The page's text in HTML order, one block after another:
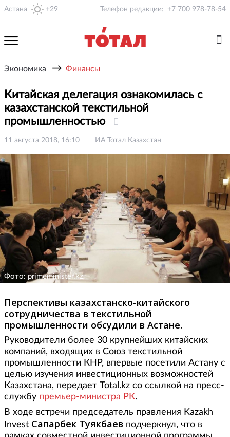
Астана +29 Телефон редакции: +7 700 978-78-54
Экономика → Финансы
Китайская делегация ознакомилась с
казахстанской текстильной
промышленностью
11 августа 2018, 16:10 ИА Тотал Казахстан
Фото: primeminister.kz
Перспективы казахстанско-китайского
сотрудничества в текстильной
промышленности обсудили в Астане.
Руководители более 30 крупнейших китайских
компаний, входящих в Союз текстильной
промышленности КНР, впервые посетили Астану с
целью изучения инвестиционных возможностей
Казахстана, передает Total.kz со ссылкой на пресс-
службу премьер-министра РК.
В ходе встречи председатель правления Kazakh
Invest Сапарбек Туякбаев подчеркнул, что в